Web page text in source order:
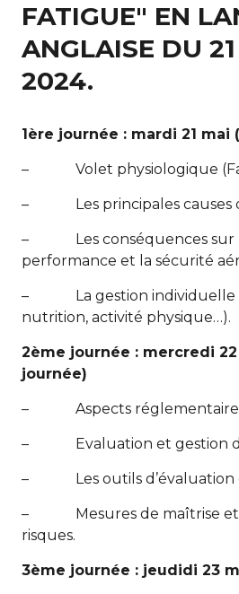
FATIGUE" EN
ANGLAISE DU
2024.
1ère journée : mardi 21
– Volet physiologique
– Les principales causes
– Les conséquences sur
performance et la sécurité
– La gestion individuelle
nutrition, activité physique…).
2ème journée : mercredi
journée)
– Aspects
– Evaluation et gestion
– Les outils d’évaluation
– Mesures de maîtrise et
risques.
3ème journée : jeudidi 23